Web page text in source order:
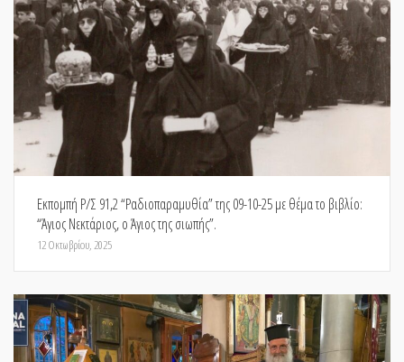
Εκπομπή Ρ/Σ 91,2 “Ραδιοπαραμυθία” της 09-10-25 με θέμα το βιβλίο:
“Άγιος Νεκτάριος, ο Άγιος της σιωπής”.
12 Οκτωβρίου, 2025